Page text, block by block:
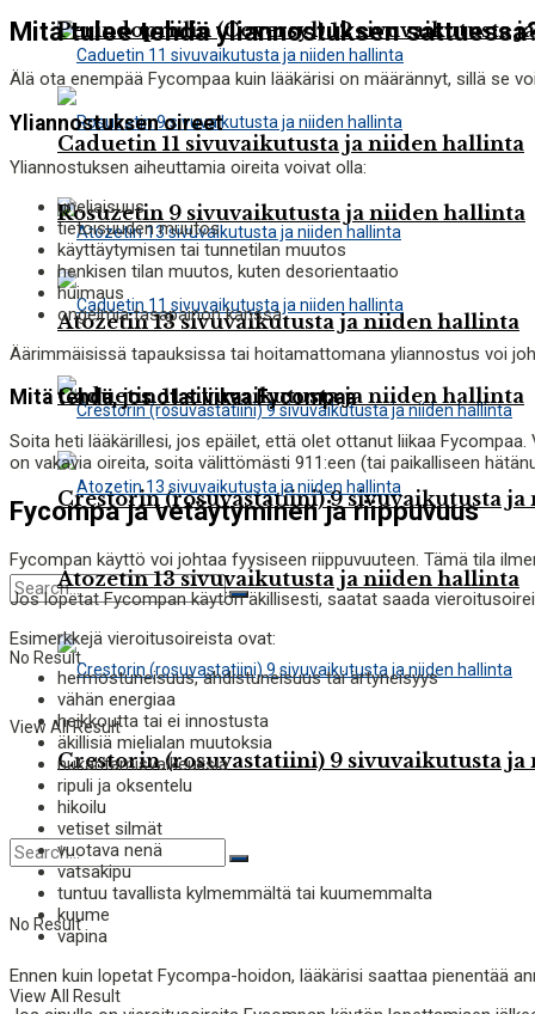
Caduetin 11 sivuvaikutusta ja niiden hallinta
Atozetin 13 sivuvaikutusta ja niiden hallinta
Crestorin (rosuvastatiini) 9 sivuvaikutusta
No Result
View All Result
Perindopriilin (Coversyl) 12 sivuvaikutusta
Rosuzetin 9 sivuvaikutusta ja niiden hallinta
Caduetin 11 sivuvaikutusta ja niiden hallinta
Atozetin 13 sivuvaikutusta ja niiden hallinta
Crestorin (rosuvastatiini) 9 sivuvaikutusta
No Result
View All Result
Mitä tulee tehdä yliannostuksen
Älä ota enempää Fycompaa kuin lääkärisi on määrännyt, sillä se
Yliannostuksen oireet
Yliannostuksen aiheuttamia oireita voivat olla:
uneliaisuus
tietoisuuden muutos
käyttäytymisen tai tunnetilan muutos
henkisen tilan muutos, kuten desorientaatio
huimaus
ongelmia tasapainon kanssa
Äärimmäisissä tapauksissa tai hoitamattomana yliannostus voi
Mitä tehdä, jos otat liikaa Fycompaa
Soita heti lääkärillesi, jos epäilet, että olet ottanut liikaa
on vakavia oireita, soita välittömästi 911:een (tai paikalliseen
Fycompa ja vetäytyminen ja riippuvuus
Fycompan käyttö voi johtaa fyysiseen riippuvuuteen. Tämä tila
Jos lopetat Fycompan käytön äkillisesti, saatat saada
Esimerkkejä vieroitusoireista ovat:
hermostuneisuus, ahdistuneisuus tai ärtyneisyys
vähän energiaa
heikkoutta tai ei innostusta
äkillisiä mielialan muutoksia
nukahtamisvaikeuksia
ripuli ja oksentelu
hikoilu
vetiset silmät
vuotava nenä
vatsakipu
tuntuu tavallista kylmemmältä tai kuumemmalta
kuume
vapina
Ennen kuin lopetat Fycompa-hoidon, lääkärisi saattaa pienentää